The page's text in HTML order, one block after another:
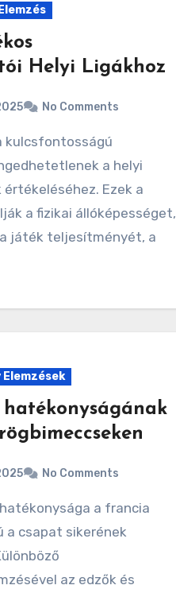
Helyi Ligákhoz
No Comments
a helyi
Ezek a
a fizikai állóképességet,
játék teljesítményét, a
No Comments
a csapat sikerének
az edzők és